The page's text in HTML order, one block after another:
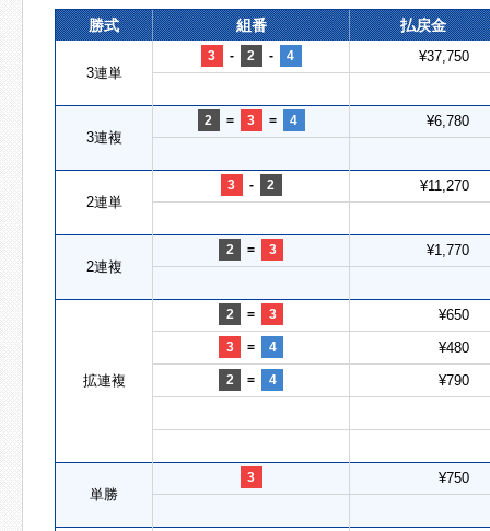
勝式 組番 払戻金
3連単
3 - 2 - 4 ¥37,750
3連複
2 = 3 = 4 ¥6,780
2連単
3 - 2 ¥11,270
2連複
2 = 3 ¥1,770
拡連複
2 = 3 ¥650
3 = 4 ¥480
2 = 4 ¥790
単勝
3 ¥750